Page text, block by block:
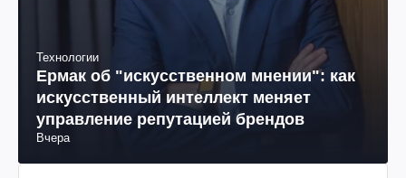
Технологии
Ермак об "искусственном мнении": как
искусственный интеллект меняет
управление репутацией брендов
Вчера